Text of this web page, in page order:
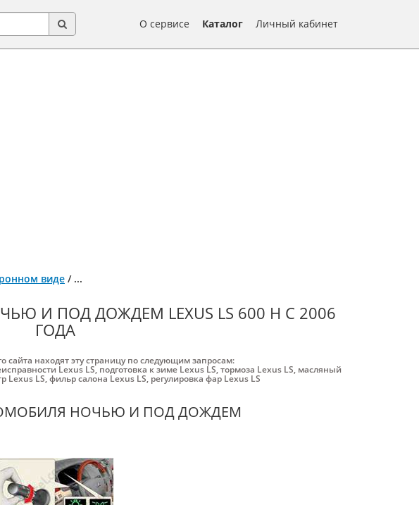
О сервисе Каталог Личный кабинет
виде / ...
И ПОД ДОЖДЕМ LEXUS LS 600 H С 2006
ГОДА
сайта находят эту страницу по следующим запросам:
Lexus LS, подготовка к зиме Lexus LS,тормоза Lexus LS, масляный
Lexus LS,фильр салона Lexus LS, регулировка фар Lexus LS
НОЧЬЮ И ПОД ДОЖДЕМ